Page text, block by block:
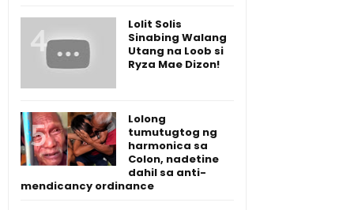
Lolit Solis
Sinabing Walang
Utang na Loob si
Ryza Mae Dizon!
Lolong
tumutugtog ng
harmonica sa
Colon, nadetine
dahil sa anti-
mendicancy ordinance